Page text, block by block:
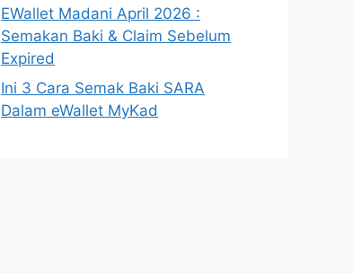
EWallet Madani April 2026 :
Semakan Baki & Claim Sebelum
Expired
Ini 3 Cara Semak Baki SARA
Dalam eWallet MyKad